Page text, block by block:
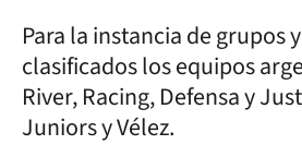
Para la instancia de grupos
clasificados los equipos
River, Racing, Defensa y
Juniors y Vélez.